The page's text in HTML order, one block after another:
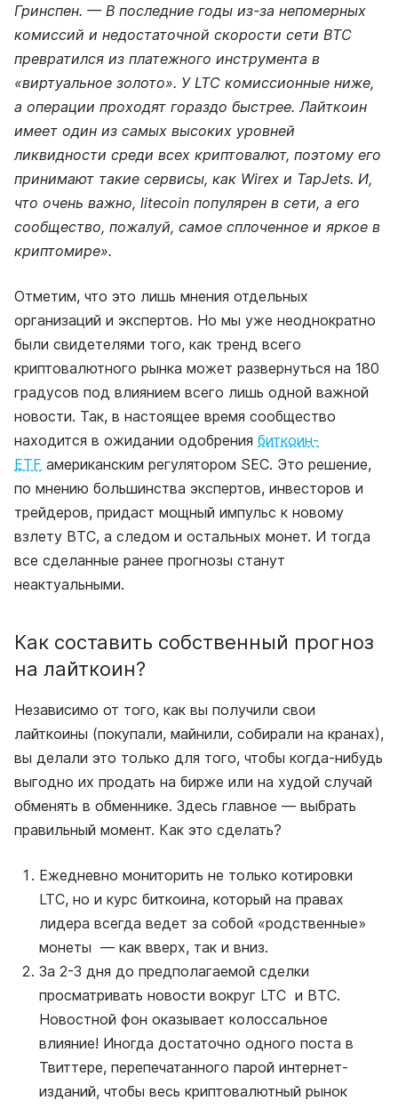
Гринспен. — В последние годы из-за непомерных
комиссий и недостаточной скорости сети ВТС
превратился из платежного инструмента в
«виртуальное золото». У LTC комиссионные ниже,
а операции проходят гораздо быстрее. Лайткоин
имеет один из самых высоких уровней
ликвидности среди всех криптовалют, поэтому его
принимают такие сервисы, как Wirex и TapJets. И,
что очень важно, litecoin популярен в сети, а его
сообщество, пожалуй, самое сплоченное и яркое в
криптомире».
Отметим, что это лишь мнения отдельных
организаций и экспертов. Но мы уже неоднократно
были свидетелями того, как тренд всего
криптовалютного рынка может развернуться на 180
градусов под влиянием всего лишь одной важной
новости. Так, в настоящее время сообщество
находится в ожидании одобрения биткоин-
ETF американским регулятором SEC. Это решение,
по мнению большинства экспертов, инвесторов и
трейдеров, придаст мощный импульс к новому
взлету ВТС, а следом и остальных монет. И тогда
все сделанные ранее прогнозы станут
неактуальными.
Как составить собственный прогноз
на лайткоин?
Независимо от того, как вы получили свои
лайткоины (покупали, майнили, собирали на кранах),
вы делали это только для того, чтобы когда-нибудь
выгодно их продать на бирже или на худой случай
обменять в обменнике. Здесь главное — выбрать
правильный момент. Как это сделать?
Ежедневно мониторить не только котировки
LTC, но и курс биткоина, который на правах
лидера всегда ведет за собой «родственные»
монеты — как вверх, так и вниз.
За 2-3 дня до предполагаемой сделки
просматривать новости вокруг LTC и ВТС.
Новостной фон оказывает колоссальное
влияние! Иногда достаточно одного поста в
Твиттере, перепечатанного парой интернет-
изданий, чтобы весь криптовалютный рынок